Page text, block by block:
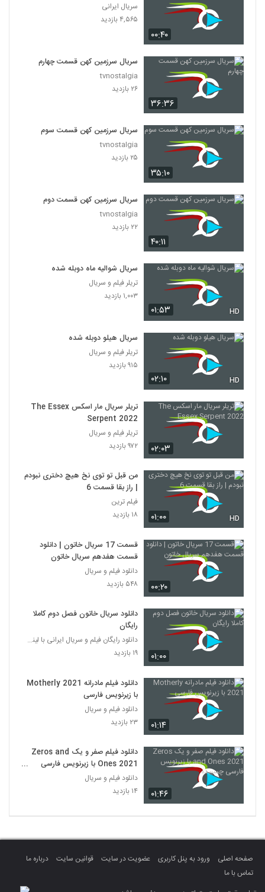
۰۰:۴۰
سریال ایرانی
۴,۵۶۵ بازدید
۳۶:۳۶
سریال سرزمین کهن قسمت چهارم
tvnostalgia
۲۶ بازدید
۳۵:۱۰
سریال سرزمین کهن قسمت سوم
tvnostalgia
۲۵ بازدید
۴۰:۱۱
سریال سرزمین کهن قسمت دوم
tvnostalgia
۲۲ بازدید
۰۱:۵۳ HD
سریال شوالیه ماه دوبله شده
تریلر فیلم و سریال
۱,۰۰۳ بازدید
۰۲:۱۰ HD
سریال هیلو دوبله شده
تریلر فیلم و سریال
۹۱۵ بازدید
۰۲:۰۳
تریلر سریال مار اسکس The Essex
Serpent 2022
تریلر فیلم و سریال
۹۷۲ بازدید
۰۱:۰۰ HD
من قبل تو توی نخ هیچ دختری نبودم
| راز بقا قسمت 6
فیلم ترین
۱۸ بازدید
۰۰:۲۰
قسمت 17 سریال خاتون | دانلود
قسمت هفدهم سریال خاتون
دانلود فیلم و سریال
۵۴۸ بازدید
۰۱:۰۰
دانلود سریال خاتون فصل دوم کاملا
رایگان
دانلود رایگان فیلم و سریال ایرانی با لینک مستقیم
۱۹ بازدید
۰۱:۱۴
دانلود فیلم مادرانه Motherly 2021
با زیرنویس فارسی
دانلود فیلم و سریال
۲۳ بازدید
۰۱:۴۶
دانلود فیلم صفر و یک Zeros and
Ones 2021 با زیرنویس فارسی
چسبیده
دانلود فیلم و سریال
۱۴ بازدید
صفحه اصلی ورود به پنل کاربری عضویت در سایت قوانین سایت
درباره ما
تماس با ما